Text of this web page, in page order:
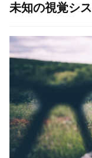
未知の視覚シ